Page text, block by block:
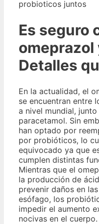
Es seguro
Detalles
En la actualidad, el
se encuentran entre
a nivel mundial,
paracetamol. Sin
han optado por
por probióticos, lo
equivocado ya que
cumplen distintas
Mientras que el
la producción de
prevenir daños en
esófago, los
impedir el aumento
nocivas en el cuerpo.